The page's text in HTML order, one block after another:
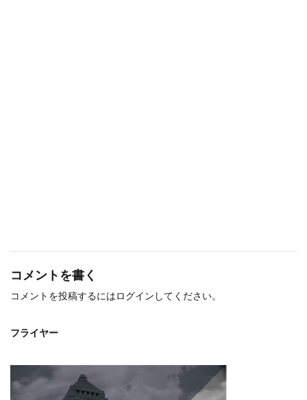
コメントを書く
コメントを投稿するにはログイン してください。
フライヤー